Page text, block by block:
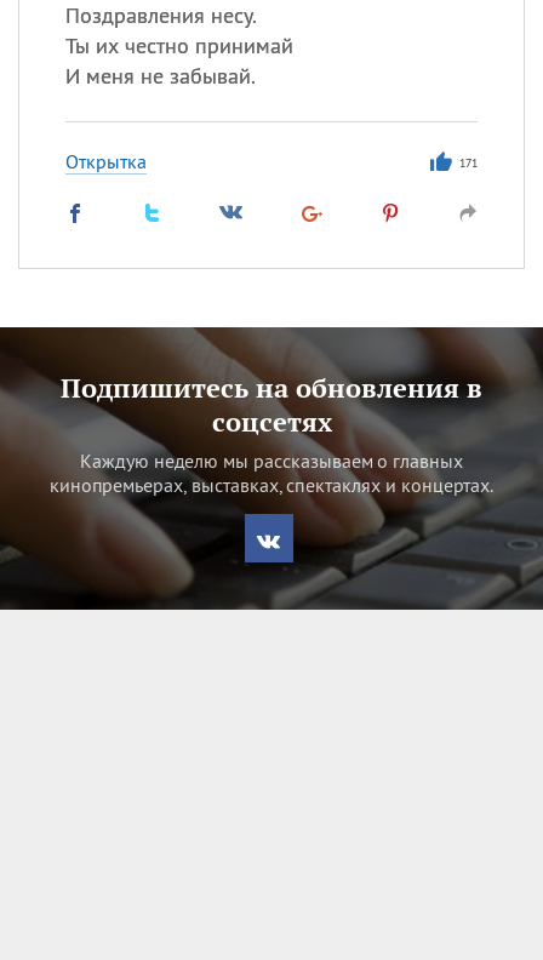
Поздравления несу.
Ты их честно принимай
И меня не забывай.
Открытка 171
Подпишитесь на обновления в
соцсетях
Каждую неделю мы рассказываем о главных
кинопремьерах, выставках, спектаклях и концертах.